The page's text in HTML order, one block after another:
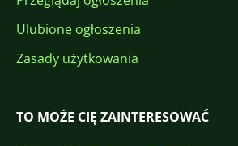
Ulubione ogłoszenia
Zasady użytkowania
TO MOŻE CIĘ ZAINTERESOWAĆ